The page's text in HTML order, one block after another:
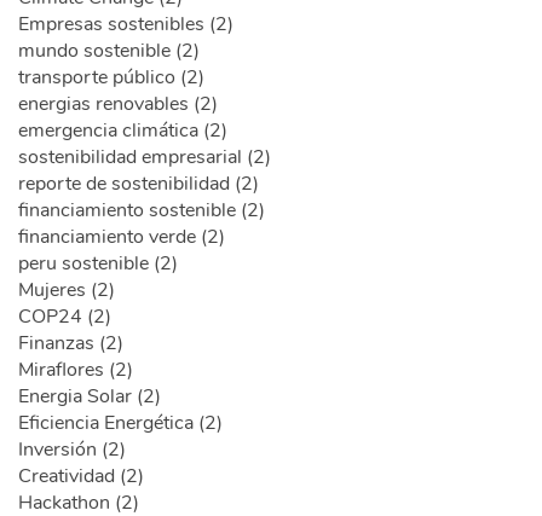
Empresas sostenibles (2)
mundo sostenible (2)
transporte público (2)
energias renovables (2)
emergencia climática (2)
sostenibilidad empresarial (2)
reporte de sostenibilidad (2)
financiamiento sostenible (2)
financiamiento verde (2)
peru sostenible (2)
Mujeres (2)
COP24 (2)
Finanzas (2)
Miraflores (2)
Energia Solar (2)
Eficiencia Energética (2)
Inversión (2)
Creatividad (2)
Hackathon (2)